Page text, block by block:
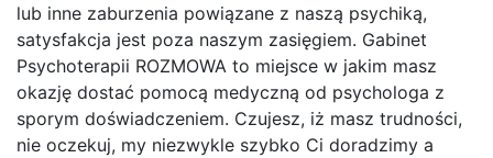
lub inne zaburzenia powiązane z naszą psychiką,
satysfakcja jest poza naszym zasięgiem. Gabinet
Psychoterapii ROZMOWA to miejsce w jakim masz
okazję dostać pomocą medyczną od psychologa z
sporym doświadczeniem. Czujesz, iż masz trudności,
nie oczekuj, my niezwykle szybko Ci doradzimy a